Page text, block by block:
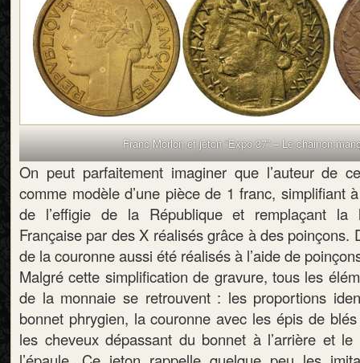
Franc Morlon et jeton “Expo 37” – Le chainon
On peut parfaitement imaginer que l’auteur de
comme modèle d’une pièce de 1 franc, simplifiant
de l’effigie de la République et remplaçant la
Française par des X réalisés grâce à des poinçons.
de la couronne aussi été réalisés à l’aide de
Malgré cette simplification de gravure, tous les
de la monnaie se retrouvent : les proportions
bonnet phrygien, la couronne avec les épis de blés
les cheveux dépassant du bonnet à l’arrière et